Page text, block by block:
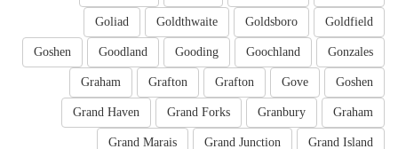
Goldfield
Goldsboro
Goldthwaite
Goliad
Gonzales
Goochland
Gooding
Goodland
Goshen
Goshen
Gove
Grafton
Grafton
Graham
Graham
Granbury
Grand Forks
Grand Haven
Grand Island
Grand Junction
Grand Marais